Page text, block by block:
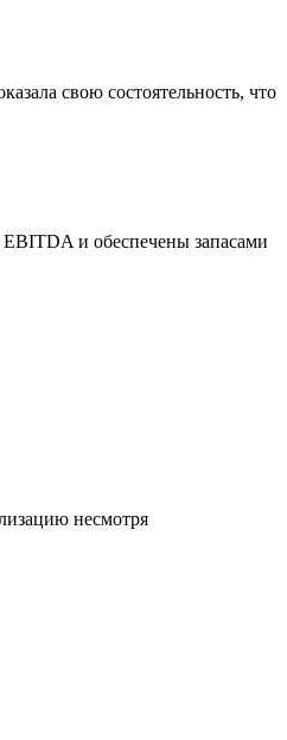
свою состоятельность, что
и обеспечены запасами
несмотря